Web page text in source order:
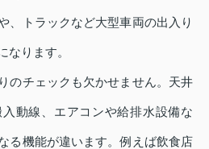
、トラックなど大型車両の出入り
なります。
のチェックも欠かせません。天井
動線、エアコンや給排水設備な
る機能が違います。例えば飲食店